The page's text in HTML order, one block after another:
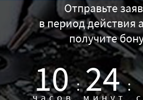
Отправьте
в период действия
получите
10 :
часов 24 :
минут